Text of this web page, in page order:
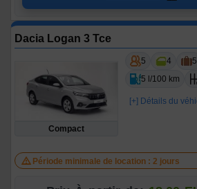
Dacia Logan 3 Tce
Compact
5 4 5
5 l/100 km
[+] Détails du
Période minimale de location : 2 jours